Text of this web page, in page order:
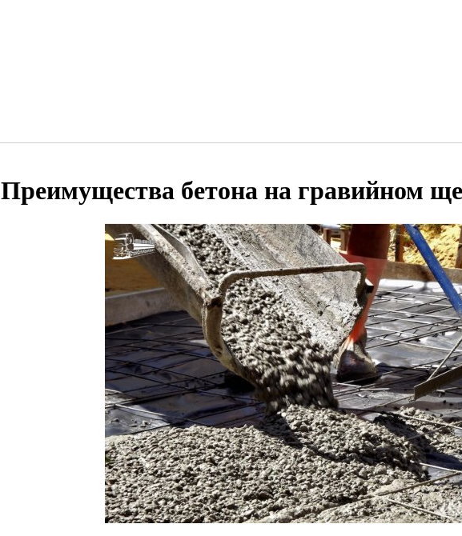
Преимущества бетона на гравийном